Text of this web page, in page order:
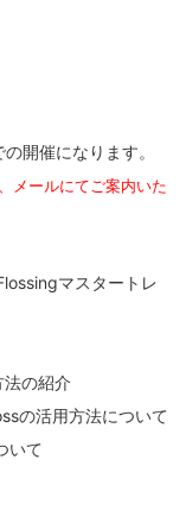
開催になります。
メールにてご案内いた
マスタートレ
の紹介
用方法について
て